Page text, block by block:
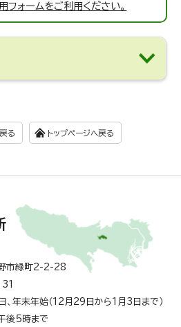
フォームをご利用ください。
る トップページへ戻る
市緑町2-2-28
、年末年始（12月29日から1月3日まで）
後5時まで